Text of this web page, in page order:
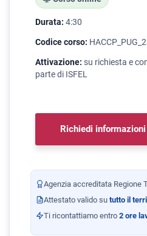
Durata: 4:30
Codice corso:
Attivazione: su richiesta e
parte di ISFEL
Richiedi
Agenzia accreditata Regione
Attestato valido su tutto il
Ti ricontattiamo entro 2 ore